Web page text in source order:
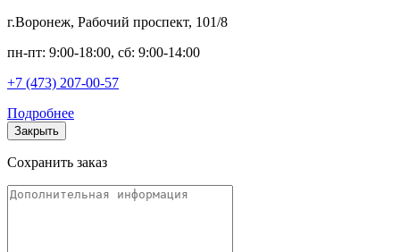
г.Воронеж, Рабочий проспект, 101/8
пн-пт: 9:00-18:00, сб: 9:00-14:00
+7 (473) 207-00-57
Подробнее
Закрыть
Сохранить заказ